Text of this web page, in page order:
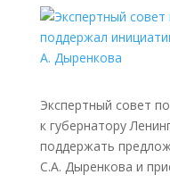
Экспертный совет
к губернатору
поддержать
С.А. Дыренкова и